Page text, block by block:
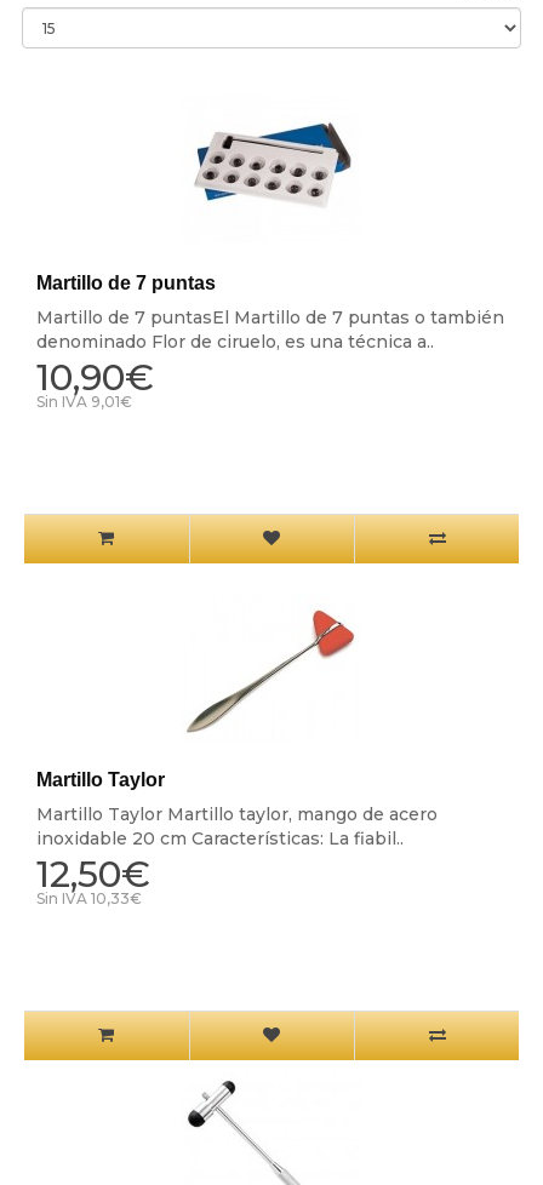
Martillo de 7 puntas
Martillo de 7 puntasEl Martillo de 7 puntas o también
denominado Flor de ciruelo, es una técnica a..
10,90€
Sin IVA 9,01€
Martillo Taylor
Martillo Taylor Martillo taylor, mango de acero
inoxidable 20 cm Características: La fiabil..
12,50€
Sin IVA 10,33€